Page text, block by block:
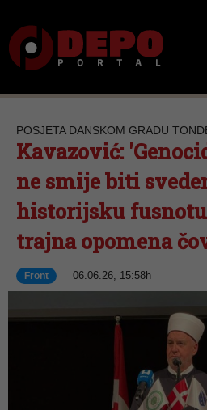
POSJETA DANSKOM GRADU
Kavazović:
ne smije biti
historijsku
trajna opomena
Front 06.06.26, 15:58h